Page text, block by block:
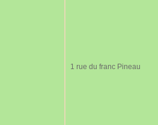
1 rue du franc Pineau